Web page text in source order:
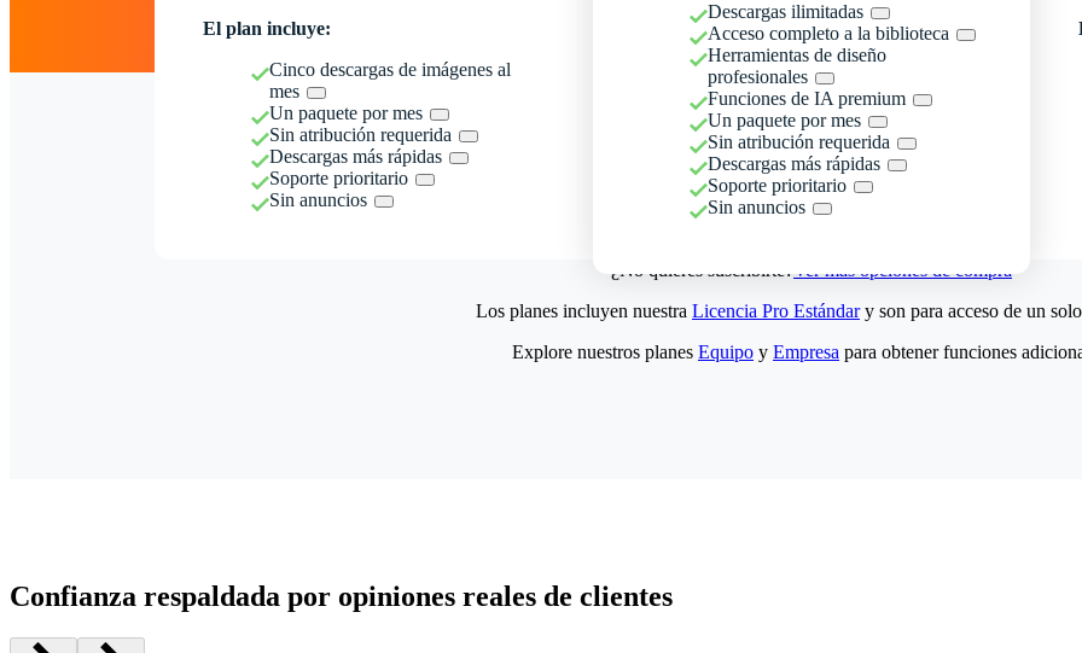
El plan incluye:
Cinco descargas de imágenes al
mes
Un paquete por mes
Sin atribución requerida
Descargas más rápidas
Soporte prioritario
Sin anuncios
Descargas ilimitadas
Acceso completo a la biblioteca
Herramientas de diseño
profesionales
Funciones de IA premium
Un paquete por mes
Sin atribución requerida
Descargas más rápidas
Soporte prioritario
Sin anuncios
¿No quieres suscribirte?Ver más opciones de compra
Los planes incluyen nuestra Licencia Pro Estándary son para acceso de un
Explore nuestros planes Equipo y Empresa para obtener funciones
Confianza respaldada por opiniones reales de clientes